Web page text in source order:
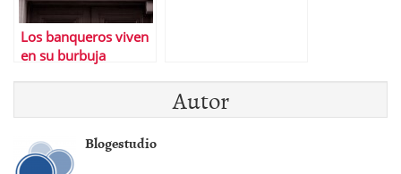
Los banqueros viven
en su burbuja
Autor
Blogestudio